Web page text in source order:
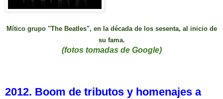
Mítico grupo "The Beatles", en la década de los sesenta, al inicio de
su fama.
(fotos tomadas de Google)
2012. Boom de tributos y homenajes a